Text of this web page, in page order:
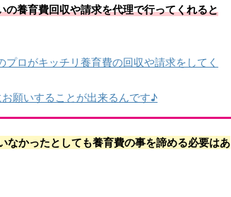
の養育費回収や請求を代理で行ってくれると
プロがキッチリ養育費の回収や請求をしてく
願いすることが出来るんです♪
なかったとしても養育費の事を諦める必要はあ